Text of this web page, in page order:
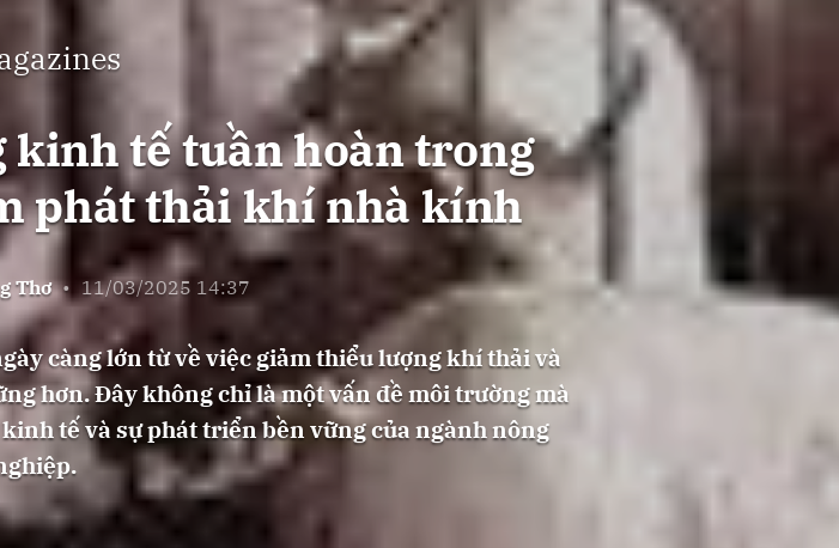
kinh tế tuần hoàn trong
phát thải khí nhà kính
Thơ • 11/03/2025 14:37
càng lớn từ về việc giảm thiểu lượng khí thải và
hơn. Đây không chỉ là một vấn đề môi trường mà
tế và sự phát triển bền vững của ngành nông